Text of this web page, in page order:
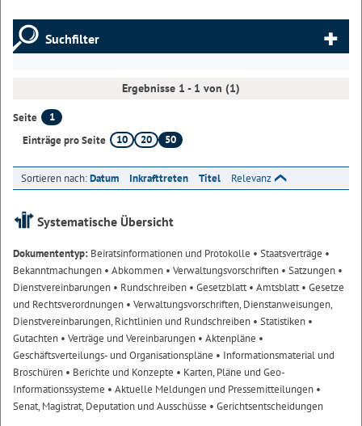
Suchfilter
Ergebnisse 1 - 1 von (1)
Seite
1
Einträge pro Seite
10 20 50
Sortieren nach:Datum Inkrafttreten Titel Relevanz
Systematische Übersicht
Dokumententyp: Beiratsinformationen und Protokolle • Staatsverträge •
Bekanntmachungen • Abkommen • Verwaltungsvorschriften • Satzungen •
Dienstvereinbarungen • Rundschreiben • Gesetzblatt• Amtsblatt• Gesetze
und Rechtsverordnungen • Verwaltungsvorschriften, Dienstanweisungen,
Dienstvereinbarungen, Richtlinien und Rundschreiben • Statistiken •
Gutachten • Verträge und Vereinbarungen • Aktenpläne •
Geschäftsverteilungs- und Organisationspläne • Informationsmaterial und
Broschüren • Berichte und Konzepte • Karten, Pläne und Geo-
Informationssysteme • Aktuelle Meldungen und Pressemitteilungen •
Senat, Magistrat, Deputation und Ausschüsse • Gerichtsentscheidungen